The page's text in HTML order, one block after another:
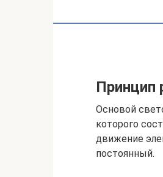
Принцип
Основой
которого
движение
постоянный.